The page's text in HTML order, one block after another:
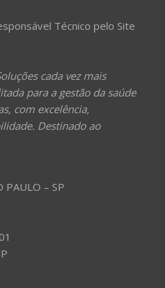
Técnico pelo Site
cada vez mais
para a gestão da saúde
com excelência,
Destinado ao
PAULO – SP